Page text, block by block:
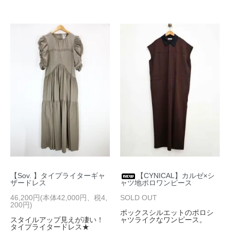
【Sov. 】タイプライターギャ
ザードレス
46,200円(本体42,000円、税4,
200円)
スタイルアップ見えが凄い！
タイプライタードレス★
【CYNICAL】カルゼ×シ
ャツ地ポロワンピース
SOLD OUT
ボックスシルエットのポロシ
ャツライクなワンピース。